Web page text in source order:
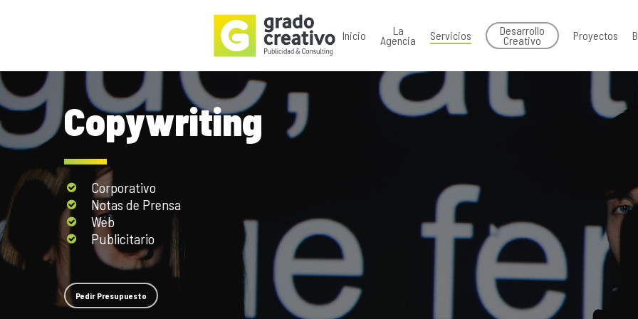
Inicio La
Agencia Servicios Desarrollo
Creativo Proyectos
Copywriting
Corporativo
Notas de Prensa
Web
Publicitario
Pedir Presupuesto